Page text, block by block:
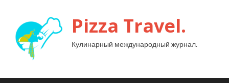
Pizza Travel.
Кулинарный международный журнал.